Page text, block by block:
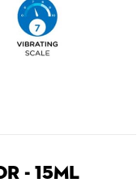
- 15ML